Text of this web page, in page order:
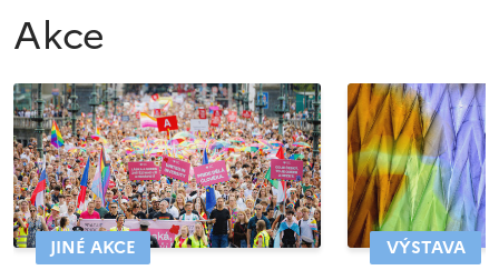
Akce
JINÉ AKCE VÝSTAVA